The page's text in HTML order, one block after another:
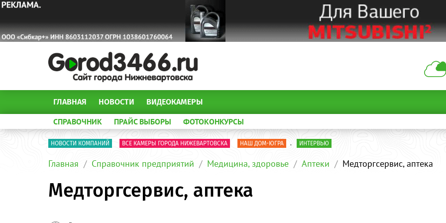
ГЛАВНАЯ НОВОСТИ ВИДЕОКАМЕРЫ
СПРАВОЧНИК ПРАЙС ВЫБОРЫ ФОТОКОНКУРСЫ
НОВОСТИ КОМПАНИЙ ВСЕ КАМЕРЫ ГОРОДА НИЖЕВАРТОВСКА НАШ ДОМ-ЮГРА . ИНТЕРВЬЮ
Главная Справочник предприятий Медицина, здоровье Аптеки Медторгсервис, аптека
Медторгсервис, аптека